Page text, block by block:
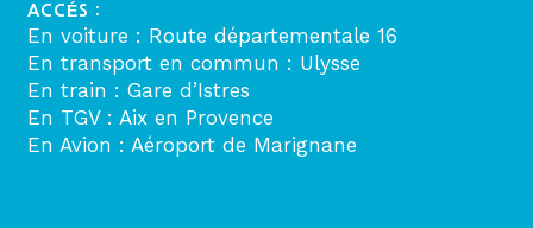
ACCÉS :
En voiture : Route départementale 16
En transport en commun : Ulysse
En train : Gare d’Istres
En TGV : Aix en Provence
En Avion : Aéroport de Marignane